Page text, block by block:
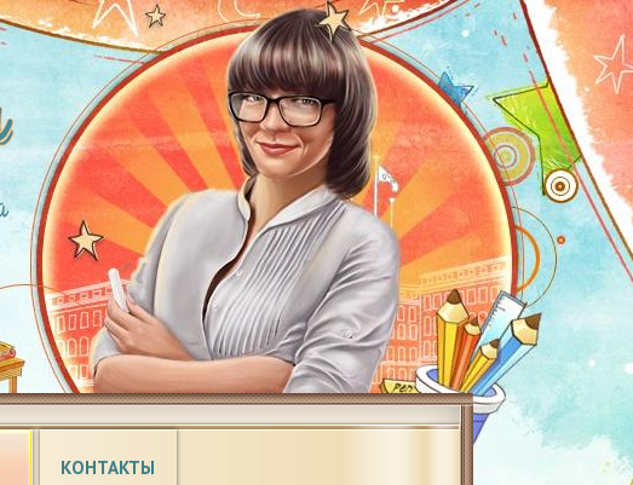
КОНТАКТЫ